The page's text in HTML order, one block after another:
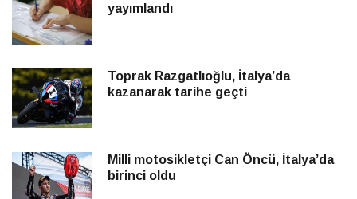
yayımlandı
Toprak Razgatlıoğlu, İtalya’da
kazanarak tarihe geçti
Milli motosikletçi Can Öncü, İtalya’da
birinci oldu